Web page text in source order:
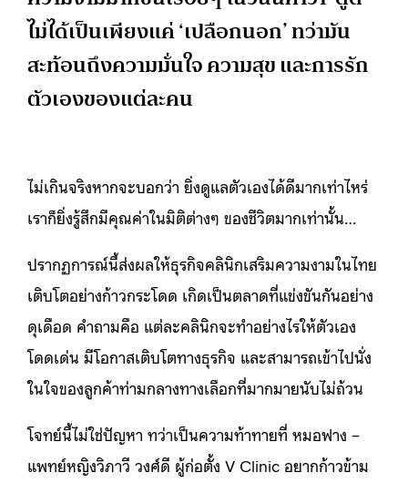
ไม่ได้เป็นเพียงแค่ ‘เปลือกนอก’ ทว่ามัน
สะท้อนถึงความมั่นใจ ความสุข และการรัก
ตัวเองของแต่ละคน
ไม่เกินจริงหากจะบอกว่า ยิ่งดูแลตัวเองได้ดีมากเท่าไหร่
เราก็ยิ่งรู้สึกมีคุณค่าในมิติต่างๆ ของชีวิตมากเท่านั้น…
ปรากฏการณ์นี้ส่งผลให้ธุรกิจคลินิกเสริมความงามในไทย
เติบโตอย่างก้าวกระโดด เกิดเป็นตลาดที่แข่งขันกันอย่าง
ดุเดือด คำถามคือ แต่ละคลินิกจะทำอย่างไรให้ตัวเอง
โดดเด่น มีโอกาสเติบโตทางธุรกิจ และสามารถเข้าไปนั่ง
ในใจของลูกค้าท่ามกลางทางเลือกที่มากมายนับไม่ถ้วน
โจทย์นี้ไม่ใช่ปัญหา ทว่าเป็นความท้าทายที่ หมอฟาง –
แพทย์หญิงวิภาวี วงศ์ดี ผู้ก่อตั้ง V Clinic อยากก้าวข้าม